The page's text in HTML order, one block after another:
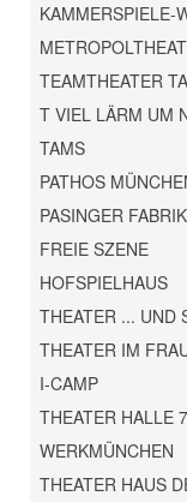
KAMMERSPIELE-
TEAMTHEATER
T VIEL LÄRM UM
TAMS
PATHOS
PASINGER FABRIK
FREIE SZENE
HOFSPIELHAUS
THEATER ... UND
THEATER IM
I-CAMP
THEATER HALLE 7
WERKMÜNCHEN
THEATER HAUS